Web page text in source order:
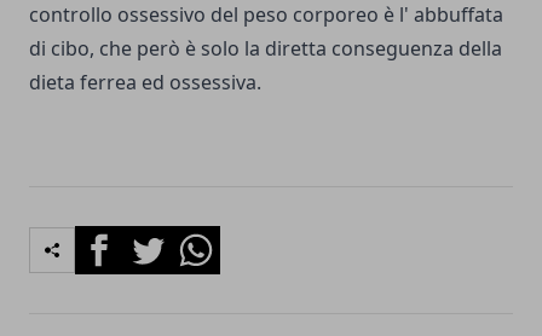
controllo ossessivo del peso corporeo è l' abbuffata
di cibo, che però è solo la diretta conseguenza della
dieta ferrea ed ossessiva.
FacebookTwitterWhatsapp